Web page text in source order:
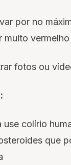
por no
muito vermelho
fotos ou
use colírio
que